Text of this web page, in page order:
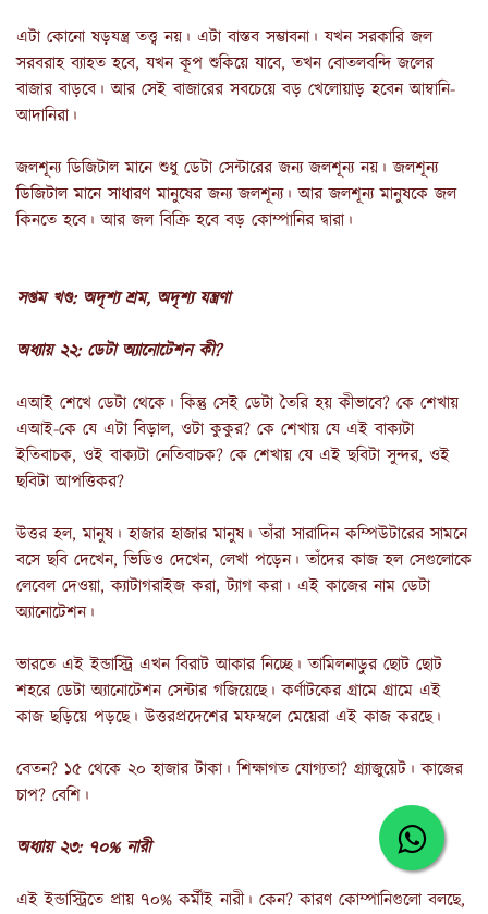
এটা কোনো ষড়যন্ত্র তত্ত্ব নয়। এটা বাস্তব সম্ভাবনা। যখন সরকারি জল
সরবরাহ ব্যাহত হবে, যখন কূপ শুকিয়ে যাবে, তখন বোতলবন্দি জলের
বাজার বাড়বে। আর সেই বাজারের সবচেয়ে বড় খেলোয়াড় হবেন আম্বানি-
আদানিরা।
জলশূন্য ডিজিটাল মানে শুধু ডেটা সেন্টারের জন্য জলশূন্য নয়। জলশূন্য
ডিজিটাল মানে সাধারণ মানুষের জন্য জলশূন্য। আর জলশূন্য মানুষকে জল
কিনতে হবে। আর জল বিক্রি হবে বড় কোম্পানির দ্বারা।
সপ্তম খণ্ড: অদৃশ্য শ্রম, অদৃশ্য যন্ত্রণা
অধ্যায় ২২: ডেটা অ্যানোটেশন কী?
এআই শেখে ডেটা থেকে। কিন্তু সেই ডেটা তৈরি হয় কীভাবে? কে শেখায়
এআই-কে যে এটা বিড়াল, ওটা কুকুর? কে শেখায় যে এই বাক্যটা
ইতিবাচক, ওই বাক্যটা নেতিবাচক? কে শেখায় যে এই ছবিটা সুন্দর, ওই
ছবিটা আপত্তিকর?
উত্তর হল, মানুষ। হাজার হাজার মানুষ। তাঁরা সারাদিন কম্পিউটারের সামনে
বসে ছবি দেখেন, ভিডিও দেখেন, লেখা পড়েন। তাঁদের কাজ হল সেগুলোকে
লেবেল দেওয়া, ক্যাটাগরাইজ করা, ট্যাগ করা। এই কাজের নাম ডেটা
অ্যানোটেশন।
ভারতে এই ইন্ডাস্ট্রি এখন বিরাট আকার নিচ্ছে। তামিলনাড়ুর ছোট ছোট
শহরে ডেটা অ্যানোটেশন সেন্টার গজিয়েছে। কর্ণাটকের গ্রামে গ্রামে এই
কাজ ছড়িয়ে পড়ছে। উত্তরপ্রদেশের মফস্বলে মেয়েরা এই কাজ করছে।
বেতন? ১৫ থেকে ২০ হাজার টাকা। শিক্ষাগত যোগ্যতা? গ্র্যাজুয়েট। কাজের
চাপ? বেশি।
অধ্যায় ২৩: ৭০% নারী
এই ইন্ডাস্ট্রিতে প্রায় ৭০% কর্মীই নারী। কেন? কারণ কোম্পানিগুলো বলছে,